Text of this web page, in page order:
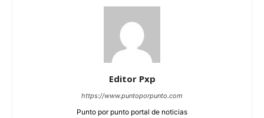
Editor Pxp
https://www.puntoporpunto.com
Punto por punto portal de noticias